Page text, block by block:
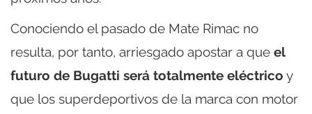
Conociendo el pasado de Mate Rimac no
resulta, por tanto, arriesgado apostar a que el
futuro de Bugatti será totalmente eléctrico y
que los superdeportivos de la marca con motor